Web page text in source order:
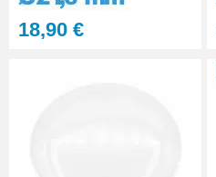
18,90 €